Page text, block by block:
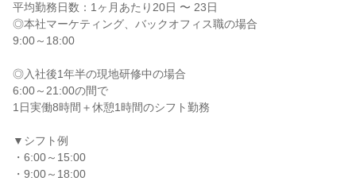
平均勤務日数：1ヶ月あたり20日 〜 23日
◎本社マーケティング、バックオフィス職の場合
9:00～18:00
◎入社後1年半の現地研修中の場合
6:00～21:00の間で
1日実働8時間＋休憩1時間のシフト勤務
▼シフト例
・6:00～15:00
・9:00～18:00